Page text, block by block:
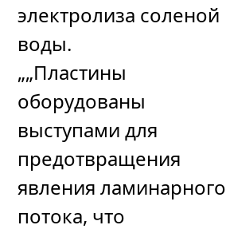
электролиза соленой
воды.
„„Пластины
оборудованы
выступами для
предотвращения
явления ламинарного
потока, что